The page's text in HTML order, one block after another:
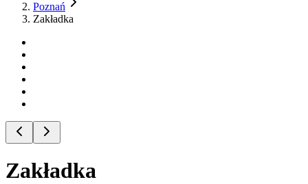
Poznań
Zakładka
Zakładka